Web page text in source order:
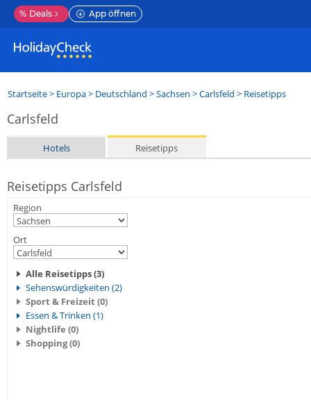
% Deals App öffnen
Startseite> Europa> Deutschland >Sachsen >Carlsfeld > Reisetipps
Carlsfeld
Hotels Reisetipps
Reisetipps Carlsfeld
Region
Ort
Alle Reisetipps (3)
Sehenswürdigkeiten (2)
Sport & Freizeit (0)
Essen & Trinken (1)
Nightlife (0)
Shopping (0)